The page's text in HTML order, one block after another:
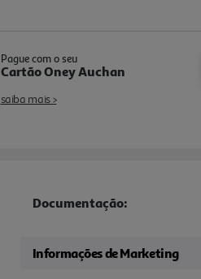
Pague com o seu
Cartão Oney Auchan
saiba mais >
Documentação:
Informações de Marketing